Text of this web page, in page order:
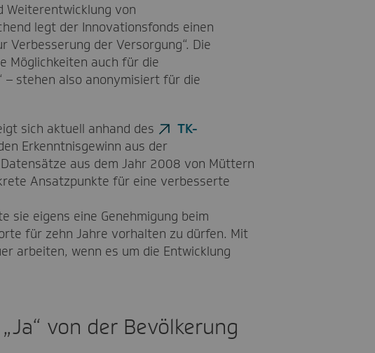
Weiterentwicklung von
legt der Innovationsfonds einen
Verbesserung der Versorgung“. Die
Möglichkeiten auch für die
– stehen also anonymisiert für die
sich aktuell anhand des
TK-
Erkenntnisgewinn aus der
aus dem Jahr 2008 von Müttern
Ansatzpunkte für eine verbesserte
sie eigens eine Genehmigung beim
für zehn Jahre vorhalten zu dürfen. Mit
arbeiten, wenn es um die Entwicklung
von der Bevölkerung